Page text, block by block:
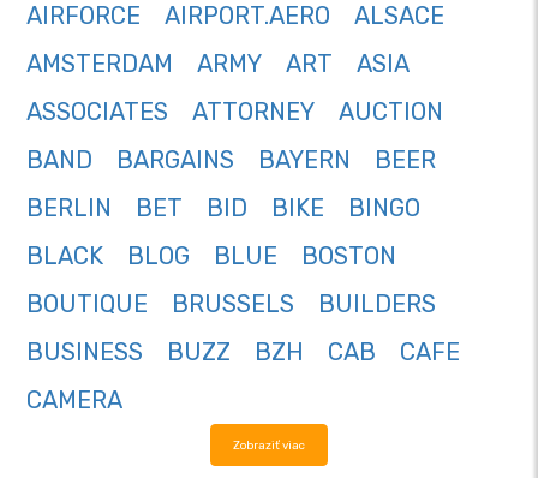
AIRFORCE
AIRPORT.AERO
ALSACE
AMSTERDAM
ARMY ART
ASIA
ASSOCIATES
ATTORNEY
AUCTION
BAND
BARGAINS BAYERN
BEER
BERLIN
BET BID BIKE
BINGO
BLACK
BLOG BLUE
BOSTON
BOUTIQUE
BRUSSELS
BUILDERS
BUSINESS
BUZZ BZH CAB
CAFE
CAMERA
Zobraziť viac